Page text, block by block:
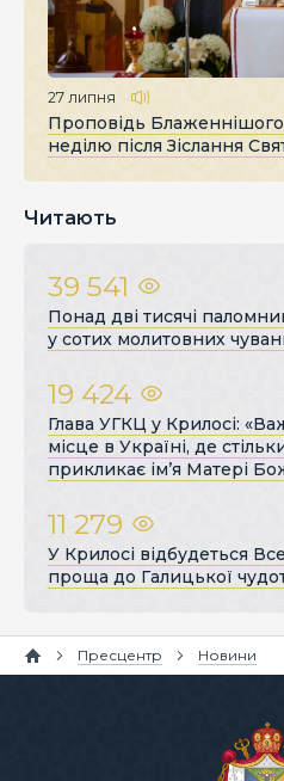
27 липня
Проповідь
неділю після Зіслання
Читають
39 541
Понад дві тисячі
у сотих молитовних
19 424
Глава УГКЦ у Крилосі:
місце в Україні, де
прикликає ім’я Матері
11 279
У Крилосі відбудеться
проща до Галицької
Пресцентр Новини